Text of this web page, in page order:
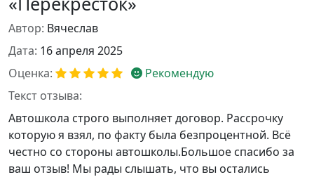
Автор: Вячеслав
Дата: 16 апреля 2025
Оценка:
Рекомендую
Текст отзыва:
Автошкола строго выполняет договор. Рассрочку
которую я взял, по факту была безпроцентной. Всё
честно со стороны автошколы.Большое спасибо за
ваш отзыв! Мы рады слышать, что вы остались